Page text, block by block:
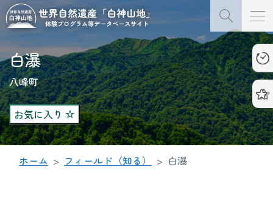
白瀑
八峰町
お気に入り
ホーム フィールド（知る） 白瀑